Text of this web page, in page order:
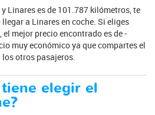
Linares es de 101.787 kilómetros, te
a Linares en coche. Si eliges
mejor precio encontrado es de -
muy económico ya que compartes el
otros pasajeros.
elegir el